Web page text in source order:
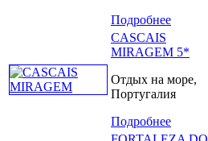
Подробнее
CASCAIS
MIRAGEM 5*
Отдых на море,
Португалия
Подробнее